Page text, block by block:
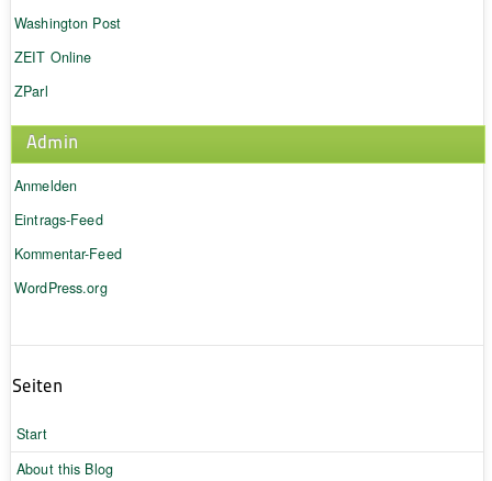
Washington Post
ZEIT Online
ZParl
Admin
Anmelden
Eintrags-Feed
Kommentar-Feed
WordPress.org
Seiten
Start
About this Blog